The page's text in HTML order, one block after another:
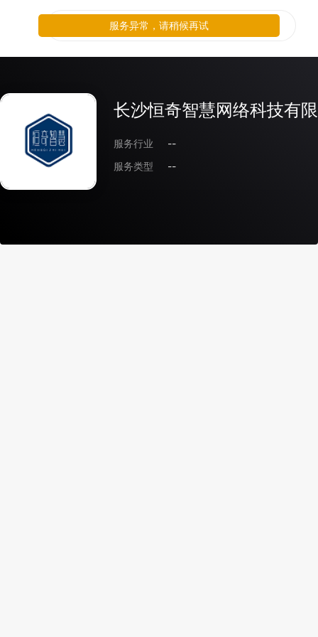
长沙恒奇智慧网络科技有
服务行业
--
服务类型
--
服务异常，请稍候再试